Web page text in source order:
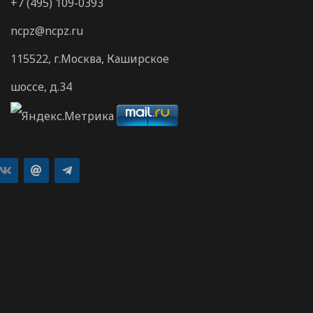
ncpz@ncpz.ru
115522, г.Москва, Каширское
шоссе, д.34